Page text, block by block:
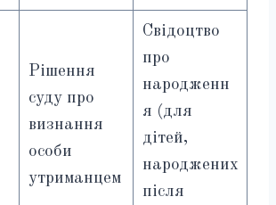
Рішення
суду про
визнання
особи
утриманцем
Свідоцтво
про
народженн
я (для
дітей,
народжених
після